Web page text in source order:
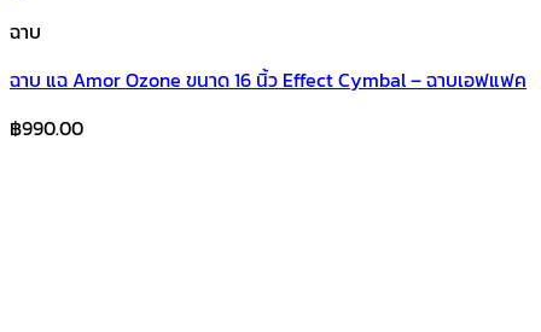
ฉาบ
ฉาบ แฉ Amor Ozone ขนาด 16 นิ้ว Effect Cymbal – ฉาบเอฟแฟค
฿990.00